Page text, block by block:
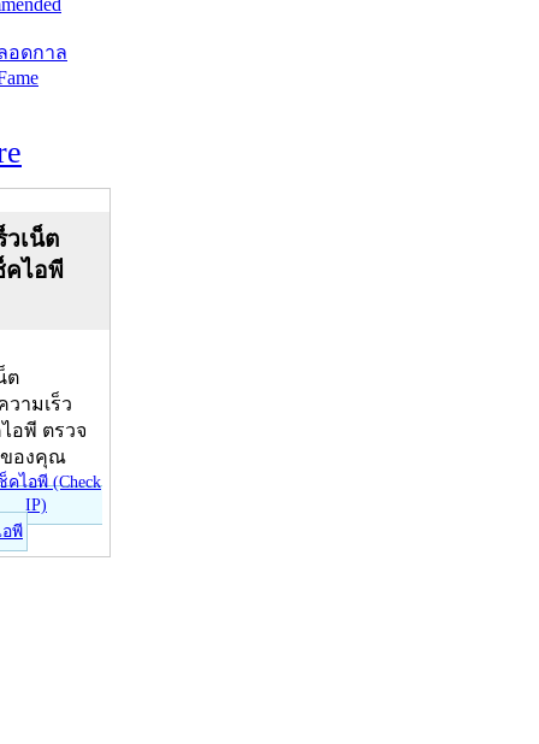
อดกาล
วเน็ต
คไอพี
ต
วามเร็ว
อพี ตรวจ
ของคุณ
อพี